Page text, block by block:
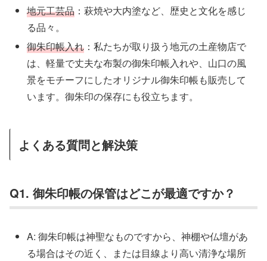
地元工芸品 ：萩焼や大内塗など、歴史と文化を感じ
る品々。
御朱印帳入れ ：私たちが取り扱う地元の土産物店で
は、軽量で丈夫な布製の御朱印帳入れや、山口の風
景をモチーフにしたオリジナル御朱印帳も販売して
います。御朱印の保存にも役立ちます。
よくある質問と解決策
Q1. 御朱印帳の保管はどこが最適ですか？
A: 御朱印帳は神聖なものですから、神棚や仏壇があ
る場合はその近く、または目線より高い清浄な場所